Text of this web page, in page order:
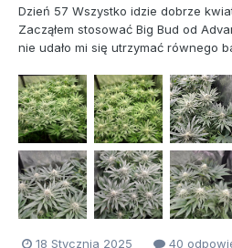
Dzień 57 Wszystko idzie dobrze
Zacząłem stosować Big Bud od
nie udało mi się utrzymać równego
18 Stycznia 2025 40